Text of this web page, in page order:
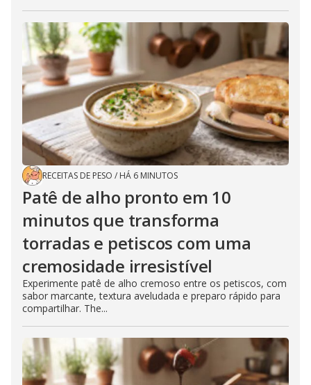
RECEITAS DE PESO / HÁ 6 MINUTOS
Patê de alho pronto em 10
minutos que transforma
torradas e petiscos com uma
cremosidade irresistível
Experimente patê de alho cremoso entre os petiscos, com
sabor marcante, textura aveludada e preparo rápido para
compartilhar. The...